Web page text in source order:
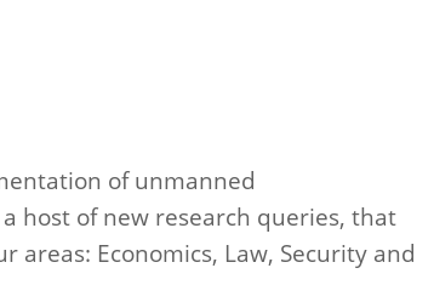
of unmanned
host of new research queries, that
areas: Economics, Law, Security and